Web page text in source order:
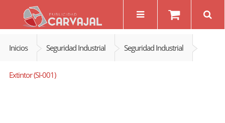
Inicios Seguridad Industrial Seguridad Industrial
Extintor (SI-001)